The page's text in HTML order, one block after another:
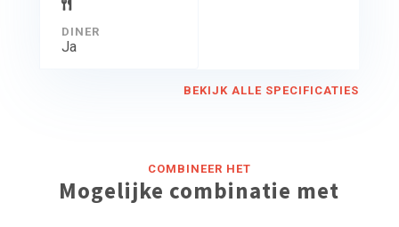
DINER
Ja
BEKIJK ALLE SPECIFICATIES
COMBINEER HET
Mogelijke combinatie met